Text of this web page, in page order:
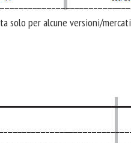
solo per alcune versioni/mercati